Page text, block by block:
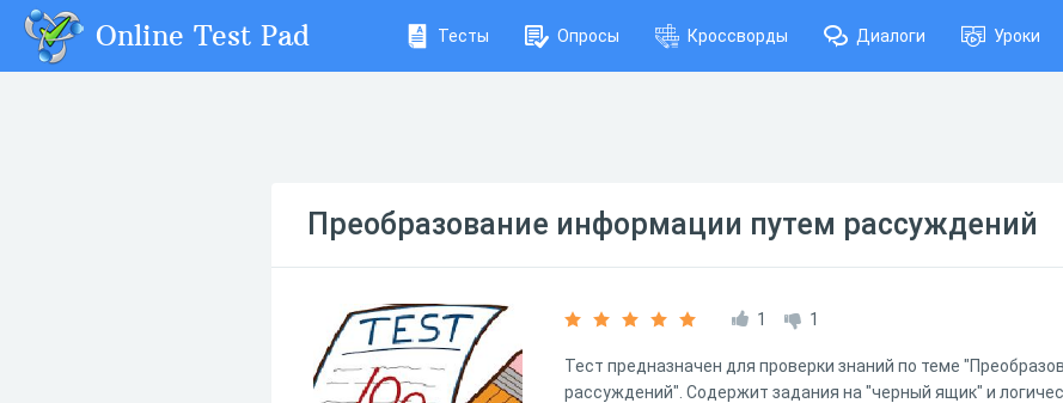
Online Test Pad Тесты Опросы Кроссворды Диалоги Уроки
Преобразование информации путем рассуждений
1 1
Тест предназначен для проверки знаний по теме
рассуждений". Содержит задания на "черный ящик" и